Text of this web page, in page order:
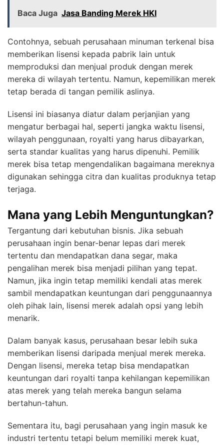
Baca Juga Jasa Banding Merek HKI
Contohnya, sebuah perusahaan minuman terkenal bisa
memberikan lisensi kepada pabrik lain untuk
memproduksi dan menjual produk dengan merek
mereka di wilayah tertentu. Namun, kepemilikan merek
tetap berada di tangan pemilik aslinya.
Lisensi ini biasanya diatur dalam perjanjian yang
mengatur berbagai hal, seperti jangka waktu lisensi,
wilayah penggunaan, royalti yang harus dibayarkan,
serta standar kualitas yang harus dipenuhi. Pemilik
merek bisa tetap mengendalikan bagaimana mereknya
digunakan sehingga citra dan kualitas produknya tetap
terjaga.
Mana yang Lebih Menguntungkan?
Tergantung dari kebutuhan bisnis. Jika sebuah
perusahaan ingin benar-benar lepas dari merek
tertentu dan mendapatkan dana segar, maka
pengalihan merek bisa menjadi pilihan yang tepat.
Namun, jika ingin tetap memiliki kendali atas merek
sambil mendapatkan keuntungan dari penggunaannya
oleh pihak lain, lisensi merek adalah opsi yang lebih
menarik.
Dalam banyak kasus, perusahaan besar lebih suka
memberikan lisensi daripada menjual merek mereka.
Dengan lisensi, mereka tetap bisa mendapatkan
keuntungan dari royalti tanpa kehilangan kepemilikan
atas merek yang telah mereka bangun selama
bertahun-tahun.
Sementara itu, bagi perusahaan yang ingin masuk ke
industri tertentu tetapi belum memiliki merek kuat,